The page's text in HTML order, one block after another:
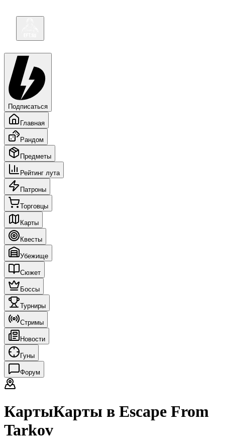
Подписаться
Главная
Рандом
Предметы
Рейтинг лута
Патроны
Торговцы
Карты
Квесты
Убежище
Сюжет
Боссы
Турниры
Стримы
Новости
Гуны
Форум
КартыКарты в Escape From
Tarkov